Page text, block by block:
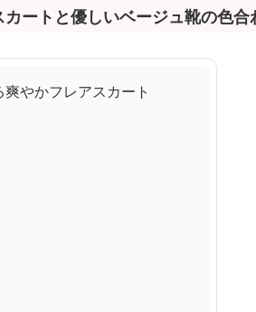
ートと優しいベージュ靴の色合